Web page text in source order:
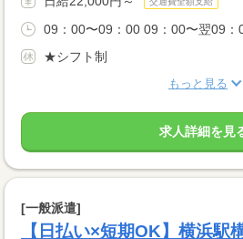
09：00〜09：00 09：00〜翌09：
★シフト制
もっと見る
求人詳細を見
[一般派遣]
【日払い×短期OK】横浜駅